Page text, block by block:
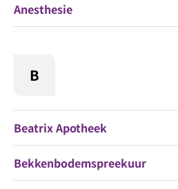
Anesthesie
B
Beatrix Apotheek
Bekkenbodemspreekuur